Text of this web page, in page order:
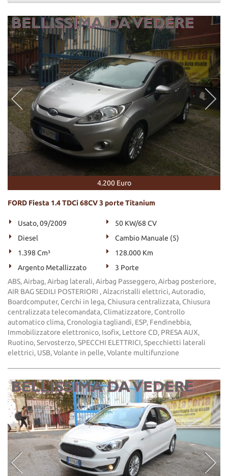
4.200 Euro
FORD Fiesta 1.4 TDCi 68CV 3 porte Titanium
Usato, 09/2009
50 KW/68 CV
Diesel
Cambio Manuale (5)
1.398 Cm³
128.000 Km
Argento Metallizzato
3 Porte
ABS, Airbag, Airbag laterali, Airbag Passeggero, Airbag posteriore,
AIR BAG SEDILI POSTERIORI , Alzacristalli elettrici, Autoradio,
Boardcomputer, Cerchi in lega, Chiusura centralizzata, Chiusura
centralizzata telecomandata, Climatizzatore, Controllo
automatico clima, Cronologia tagliandi, ESP, Fendinebbia,
Immobilizzatore elettronico, Isofix, Lettore CD, PRESA AUX,
Ruotino, Servosterzo, SPECCHI ELETTRICI, Specchietti laterali
elettrici, USB, Volante in pelle, Volante multifunzione